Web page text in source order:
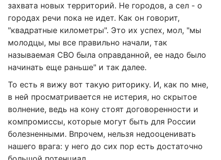
захвата новых территорий. Не городов, а сел - о
городах речи пока не идет. Как он говорит,
"квадратные километры". Это их успех, мол, "мы
молодцы, мы все правильно начали, так
называемая СВО была оправданной, ее надо было
начинать еще раньше" и так далее.
То есть я вижу вот такую риторику. И, как по мне,
в ней просматривается не истерия, но скрытое
волнение, ведь на кону стоят договоренности и
компромиссы, которые могут быть для России
болезненными. Впрочем, нельзя недооценивать
нашего врага: у него до сих пор есть достаточно